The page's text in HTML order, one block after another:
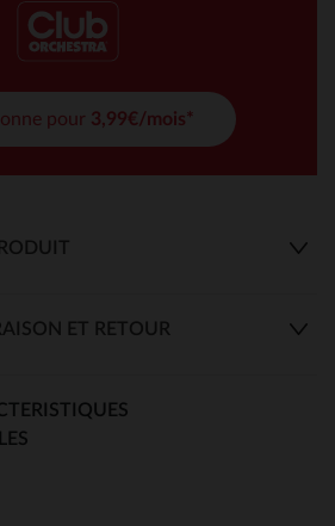
pour 3,99€/mois*
ET RETOUR